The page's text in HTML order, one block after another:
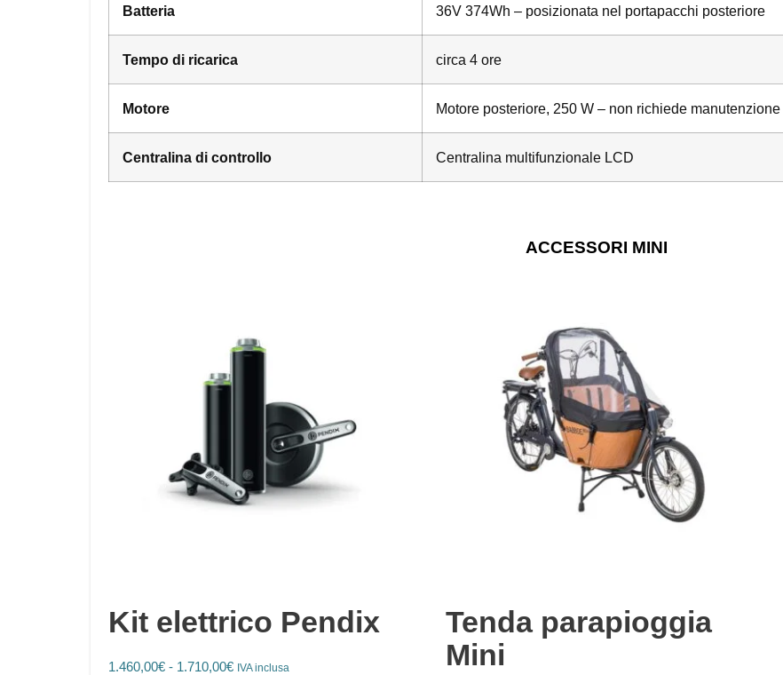
Batteria 36V 374Wh – posizionata nel portapacchi posteriore
Tempo di ricarica circa 4 ore
Motore Motore posteriore, 250 W – non richiede manutenzione
Centralina di controllo Centralina multifunzionale LCD
ACCESSORI MINI
Kit elettrico Pendix
1.460,00€ - 1.710,00€ IVA inclusa
Tenda parapioggia
Mini